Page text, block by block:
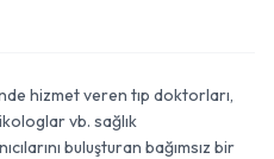
hizmet veren tıp doktorları,
vb. sağlık
buluşturan bağımsız bir